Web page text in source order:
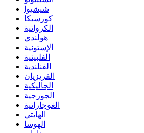
شيشيوا
كورسيكا
الكرواتية
هولندي
الإستونية
الفلبينية
الفنلندية
الفريزيان
الجاليكية
الجورجية
الغوجاراتية
الهايتي
الهوسا